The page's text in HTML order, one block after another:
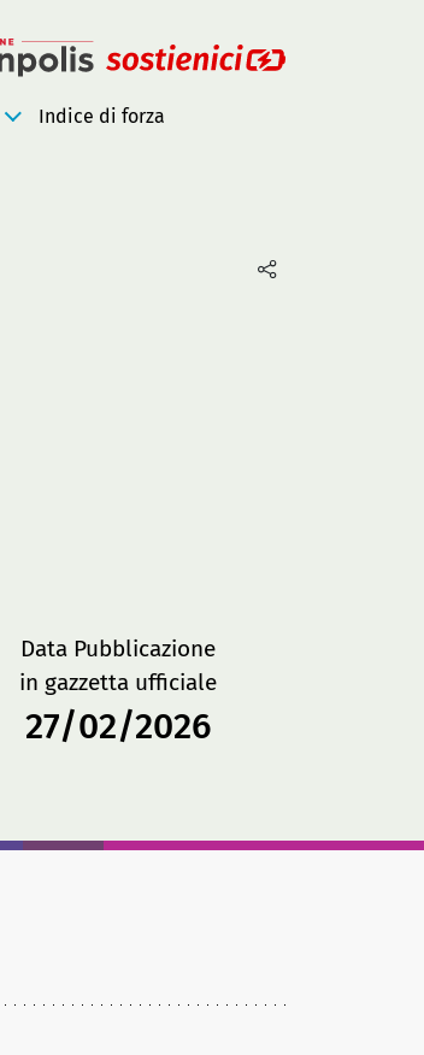
Indice di forza
Data Pubblicazione
in gazzetta ufficiale
27/02/2026